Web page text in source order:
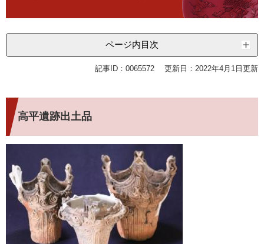
ページ内目次
記事ID：0065572 更新日：2022年4月1日更新
高平遺跡出土品